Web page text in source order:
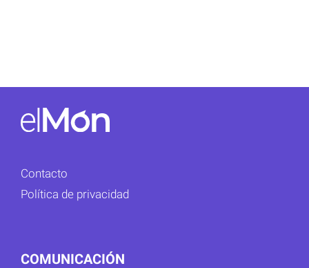
Contacto
Política de privacidad
COMUNICACIÓN